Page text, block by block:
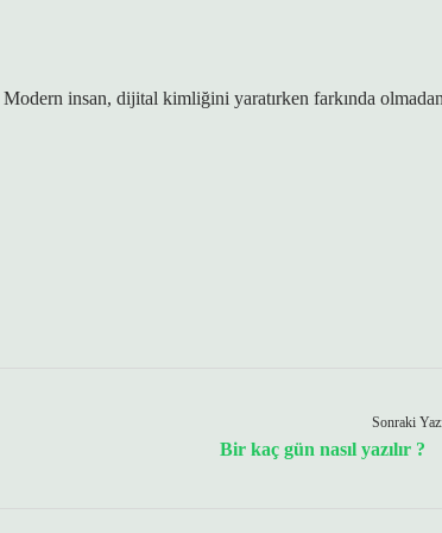
Modern insan, dijital kimliğini yaratırken farkında
Sonraki
Bir kaç gün nasıl yazılır ?